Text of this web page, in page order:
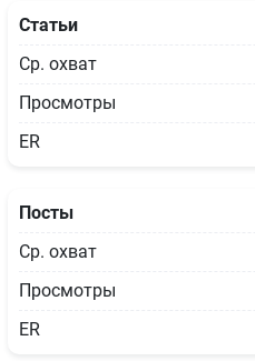
Статьи
Ср. охват
Просмотры
ER
Посты
Ср. охват
Просмотры
ER